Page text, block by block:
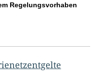
Regelungsvorhaben